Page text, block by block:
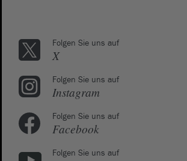
Folgen Sie uns auf
X
Folgen Sie uns auf
Instagram
Folgen Sie uns auf
Facebook
Folgen Sie uns auf